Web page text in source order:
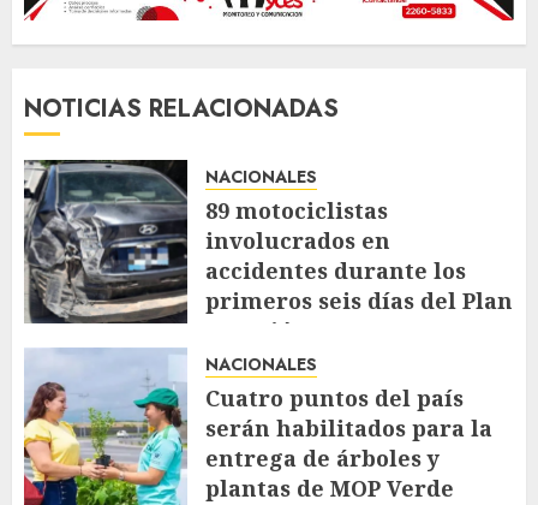
NOTICIAS RELACIONADAS
NACIONALES
89 motociclistas
involucrados en
accidentes durante los
primeros seis días del Plan
Vacación 2026
AGOSTO 7, 2026
NACIONALES
Cuatro puntos del país
serán habilitados para la
entrega de árboles y
plantas de MOP Verde